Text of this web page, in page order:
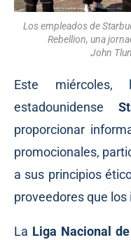
Los empleados de
Rebellion, una
John
Este
estadounidense
proporcionar
promocionales,
a sus principios
proveedores que los
La Liga Nacional